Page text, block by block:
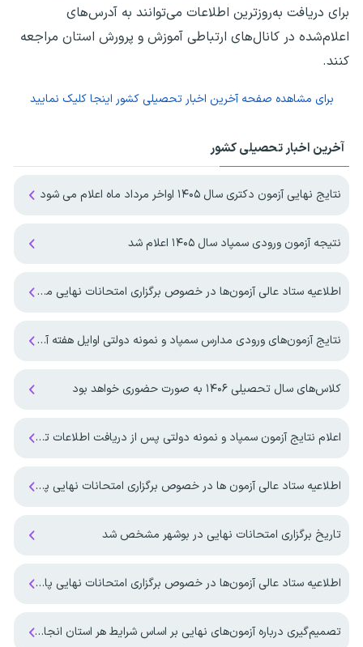
برای دریافت به‌روزترین اطلاعات می‌توانند به آدرس‌های
اعلام‌شده در کانال‌های ارتباطی آموزش و پرورش استان مراجعه
کنند.
برای مشاهده صفحه آخرین اخبار تحصیلی کشور اینجا کلیک نمایید
آخرین اخبار تحصیلی کشور
نتایج نهایی آزمون دکتری سال ۱۴۰۵ اواخر مرداد ماه اعلام می شود
نتیجه آزمون ورودی سمپاد سال ۱۴۰۵ اعلام شد
اطلاعیه ستاد عالی آزمون‌ها در خصوص برگزاری امتحانات نهایی معوق در چهار استان جنوبی کشور
نتایج آزمون‌های ورودی مدارس سمپاد و نمونه دولتی اوایل هفته آینده منتشر می‌شود
کلاس‌های سال تحصیلی ۱۴۰۶ به صورت حضوری خواهد بود
اعلام نتایج آزمون سمپاد و نمونه دولتی پس از دریافت اطلاعات تکمیلی از وزارت آموزش و پرورش
اطلاعیه ستاد عالی آزمون ها در خصوص برگزاری امتحانات نهایی پایه یازدهم و پایه دوازدهم
تاریخ برگزاری امتحانات نهایی در بوشهر مشخص شد
اطلاعیه ستاد عالی آزمون‌ها در خصوص برگزاری امتحانات نهایی پایه دوازدهم
تصمیم‌گیری درباره آزمون‌های نهایی بر اساس شرایط هر استان انجام می‌شود